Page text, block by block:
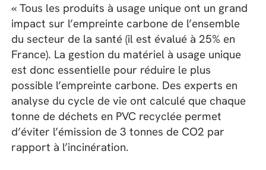
« Tous les produits à usage unique ont un grand
impact sur l’empreinte carbone de l’ensemble
du secteur de la santé (il est évalué à 25% en
France). La gestion du matériel à usage unique
est donc essentielle pour réduire le plus
possible l’empreinte carbone. Des experts en
analyse du cycle de vie ont calculé que chaque
tonne de déchets en PVC recyclée permet
d’éviter l’émission de 3 tonnes de CO2 par
rapport à l’incinération.